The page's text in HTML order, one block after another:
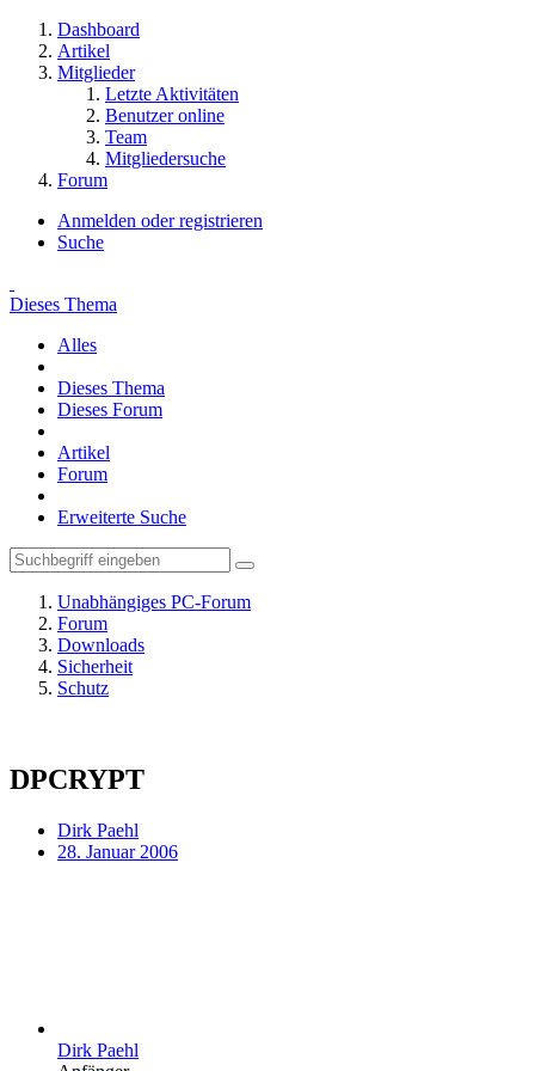
Dashboard
Artikel
Mitglieder
Letzte Aktivitäten
Benutzer online
Team
Mitgliedersuche
Forum
Anmelden oder registrieren
Suche
Dieses Thema
Alles
Dieses Thema
Dieses Forum
Artikel
Forum
Erweiterte Suche
Unabhängiges PC-Forum
Forum
Downloads
Sicherheit
Schutz
DPCRYPT
Dirk Paehl
28. Januar 2006
#1